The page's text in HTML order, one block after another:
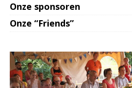
Onze sponsoren
Onze “Friends”